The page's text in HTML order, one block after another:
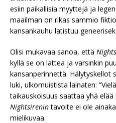
esiin paikallisia myyttejä ja
maailman on rikas sammio
kansankauhu latistuu
Olisi mukavaa sanoa, että
kyllä se on lattea ja varsinkin
kansanperinnettä. Hälytyskellot
luki, ulkomuistista lainaten:
taikauskoisuus saattaa yhä elää
Nightsirenintavoite ei ole
mielikuvaa.